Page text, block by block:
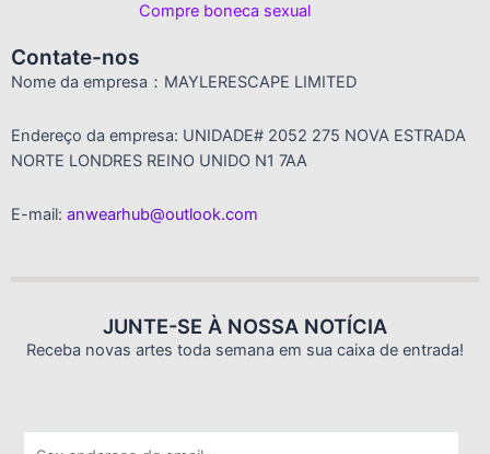
Compre boneca sexual
Contate-nos
Nome da empresa：MAYLERESCAPE LIMITED
Endereço da empresa: UNIDADE# 2052 275 NOVA ESTRADA
NORTE LONDRES REINO UNIDO N1 7AA
E-mail: anwearhub@outlook.com
JUNTE-SE À NOSSA NOTÍCIA
Receba novas artes toda semana em sua caixa de entrada!